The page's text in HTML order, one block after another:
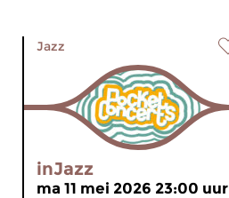
Jazz
inJazz
ma 11 mei 2026 23:00 uur